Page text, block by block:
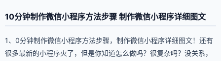
10分钟制作微信小程序方法步骤 制作微信小程序详细图文
1、0分钟制作微信小程序方法步骤，制作微信小程序详细图文！还有
很多最新的小程序火了，但是你知道怎么做吗？很复杂吗？没关系，